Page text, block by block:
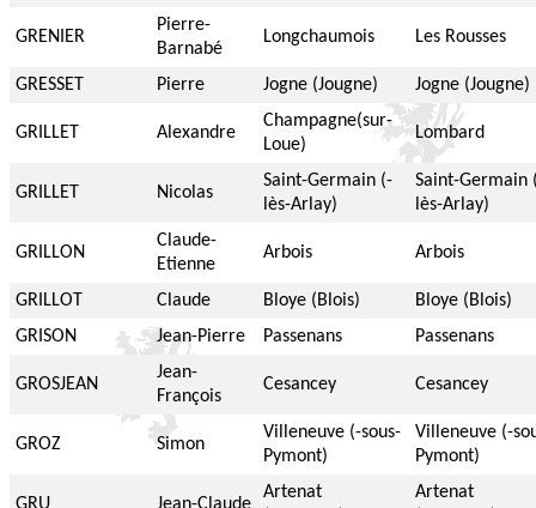
GRENIER
Pierre-
Barnabé
Longchaumois Les Rousses
GRESSET Pierre Jogne (Jougne) Jogne (Jougne)
GRILLET Alexandre
Champagne(sur-
Loue)
Lombard
GRILLET Nicolas
Saint-Germain (-
lès-Arlay)
Saint-Germain
lès-Arlay)
GRILLON
Claude-
Etienne
Arbois Arbois
GRILLOT Claude Bloye (Blois)
Bloye (Blois)
GRISON
Jean-Pierre Passenans Passenans
GROSJEAN
Jean-
François
Cesancey Cesancey
GROZ Simon
Villeneuve (-sous-
Pymont)
Villeneuve (-
Pymont)
Artenat
Artenat